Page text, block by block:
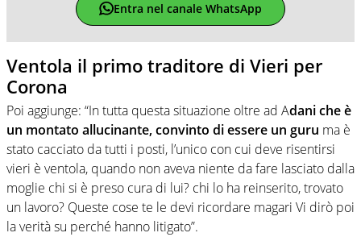
Entra nel canale WhatsApp
Ventola il primo traditore di Vieri per
Corona
Poi aggiunge: “In tutta questa situazione oltre ad Adani che è
un montato allucinante, convinto di essere un guru ma è
stato cacciato da tutti i posti, l’unico con cui deve risentirsi
vieri è ventola, quando non aveva niente da fare lasciato dalla
moglie chi si è preso cura di lui? chi lo ha reinserito, trovato
un lavoro? Queste cose te le devi ricordare magari Vi dirò poi
la verità su perché hanno litigato”.